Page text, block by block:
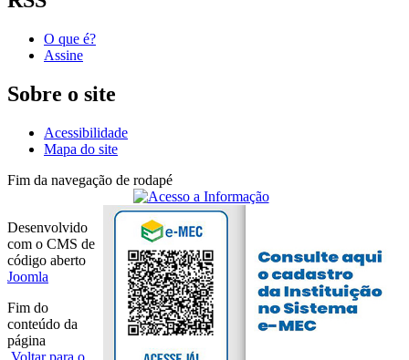
O que é?
Assine
Sobre o site
Acessibilidade
Mapa do site
Fim da navegação de rodapé
Desenvolvido
com o CMS de
código aberto
Joomla
Fim do
conteúdo da
página